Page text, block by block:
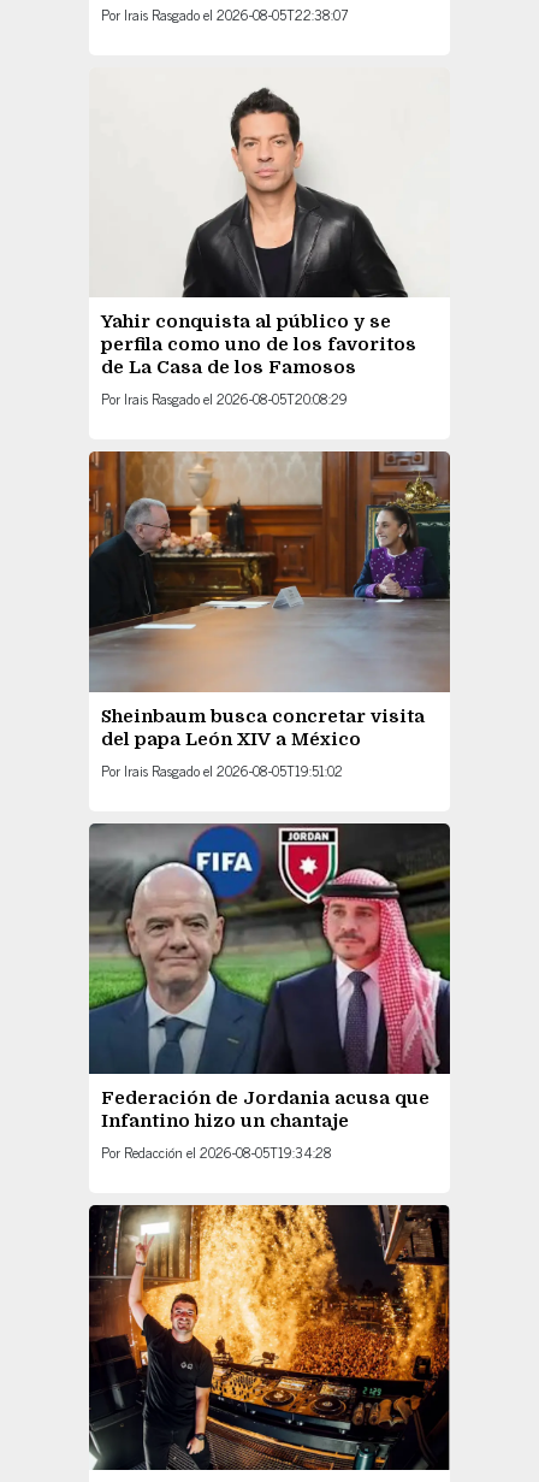
Por Irais Rasgadoel 2026-08-05T22:38:07
Yahir conquista al público y se
perfila como uno de los favoritos
de La Casa de los Famosos
Por Irais Rasgadoel 2026-08-05T20:08:29
Sheinbaum busca concretar visita
del papa León XIV a México
Por Irais Rasgadoel 2026-08-05T19:51:02
Federación de Jordania acusa que
Infantino hizo un chantaje
Por Redacción el 2026-08-05T19:34:28